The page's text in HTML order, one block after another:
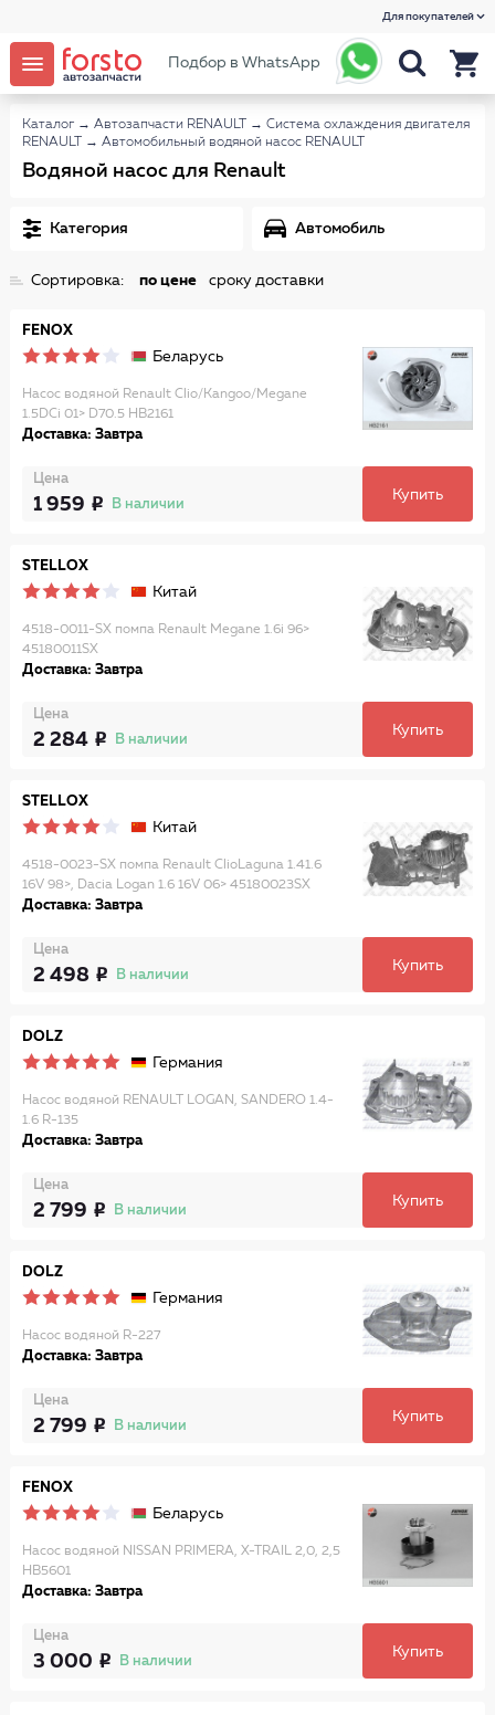
Для покупателей
Подбор в WhatsApp
Каталог → Автозапчасти RENAULT → Система охлаждения двигателя
RENAULT
→ Автомобильный водяной насос RENAULT
Водяной насос для Renault
Категория Автомобиль
Сортировка: по цене сроку доставки
FENOX
Беларусь
Насос водяной Renault Clio/Kangoo/Megane
1.5DCi 01> D70.5 HB2161
Доставка: Завтра
Цена
1 959 В наличии
Купить
STELLOX
Китай
4518-0011-SX помпа Renault Megane 1.6i 96>
45180011SX
Доставка: Завтра
Цена
2 284 В наличии
Купить
STELLOX
Китай
4518-0023-SX помпа Renault ClioLaguna 1.41.6
16V 98>, Dacia Logan 1.6 16V 06> 45180023SX
Доставка: Завтра
Цена
2 498 В наличии
Купить
DOLZ
Германия
Насос водяной RENAULT LOGAN, SANDERO 1.4-
1.6 R-135
Доставка: Завтра
Цена
2 799 В наличии
Купить
DOLZ
Германия
Насос водяной R-227
Доставка: Завтра
Цена
2 799 В наличии
Купить
FENOX
Беларусь
Насос водяной NISSAN PRIMERA, X-TRAIL 2,0, 2,5
HB5601
Доставка: Завтра
Цена
3 000 В наличии
Купить